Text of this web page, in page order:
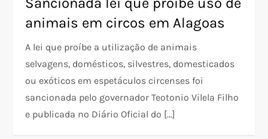
animais em circos em Alagoas
A lei que proíbe a utilização de animais
selvagens, domésticos, silvestres, domesticados
ou exóticos em espetáculos circenses foi
sancionada pelo governador Teotonio Vilela Filho
e publicada no Diário Oficial do […]